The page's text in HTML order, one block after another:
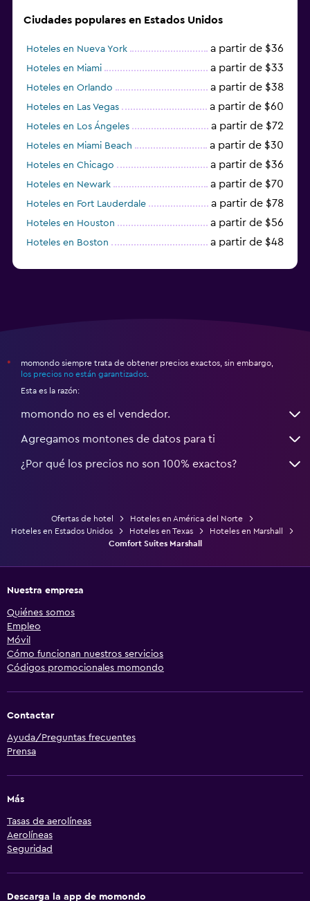
Ciudades populares en Estados Unidos
Hoteles en Nueva York a partir de $36
Hoteles en Miami a partir de $33
Hoteles en Orlando a partir de $38
Hoteles en Las Vegas a partir de $60
Hoteles en Los Ángeles a partir de $72
Hoteles en Miami Beach a partir de $30
Hoteles en Chicago a partir de $36
Hoteles en Newark a partir de $70
Hoteles en Fort Lauderdale a partir de $78
Hoteles en Houston a partir de $56
Hoteles en Boston a partir de $48
*
momondo siempre trata de obtener precios exactos, sin embargo,
los precios no están garantizados
Esta es la razón:
momondo no es el vendedor.
Agregamos montones de datos para ti
¿Por qué los precios no son 100% exactos?
Ofertas de hotel
Hoteles en América del Norte
Hoteles en Estados Unidos
Hoteles en Texas
Hoteles en Marshall
Comfort Suites Marshall
Nuestra empresa
Quiénes somos
Empleo
Móvil
Cómo funcionan nuestros servicios
Códigos promocionales momondo
Contactar
Ayuda/Preguntas frecuentes
Prensa
Más
Tasas de aerolíneas
Aerolíneas
Seguridad
Descarga la app de momondo